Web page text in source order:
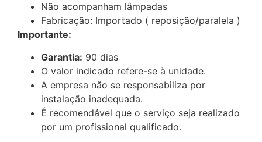
Não acompanham lâmpadas
Fabricação: Importado ( reposição/paralela )
Importante:
Garantia: 90 dias
O valor indicado refere-se à unidade.
A empresa não se responsabiliza por
instalação inadequada.
É recomendável que o serviço seja realizado
por um profissional qualificado.